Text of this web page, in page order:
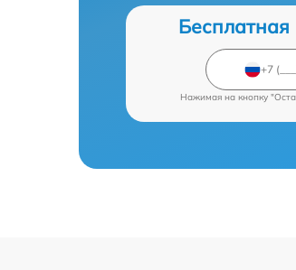
Бесплатная
Нажимая на кнопку